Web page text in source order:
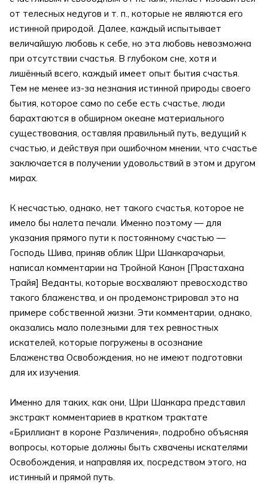
от телесных недугов и т. п., которые не являются его
истинной природой. Далее, каждый испытывает
величайшую любовь к себе, но эта любовь невозможна
при отсутствии счастья. В глубоком сне, хотя и
лишённый всего, каждый имеет опыт бытия счастья.
Тем не менее из-за незнания истинной природы своего
бытия, которое само по себе есть счастье, люди
барахтаются в обширном океане материального
существования, оставляя правильный путь, ведущий к
счастью, и действуя при ошибочном мнении, что счастье
заключается в получении удовольствий в этом и другом
мирах.
К несчастью, однако, нет такого счастья, которое не
имело бы налета печали. Именно поэтому — для
указания прямого пути к постоянному счастью —
Господь Шива, приняв облик Шри Шанкарачарьи,
написал комментарии на Тройной Канон [Прастахана
Трайя] Веданты, которые восхваляют превосходство
такого блаженства, и он продемонстрировал это на
примере собственной жизни. Эти комментарии, однако,
оказались мало полезными для тех ревностных
искателей, которые погружены в осознание
Блаженства Освобождения, но не имеют подготовки
для их изучения.
Именно для таких, как они, Шри Шанкара представил
экстракт комментариев в кратком трактате
«Бриллиант в короне Различения», подробно объясняя
вопросы, которые должны быть схвачены искателями
Освобождения, и направляя их, посредством этого, на
истинный и прямой путь.